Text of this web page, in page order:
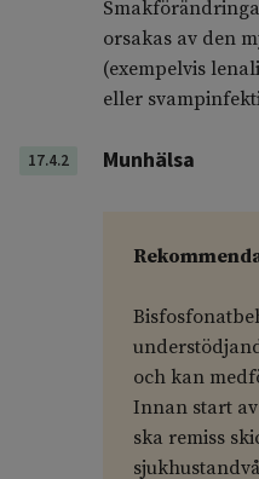
orsakas av den
(exempelvis
eller
17.4.2 Munhälsa
och kan
Innan start
ska remiss